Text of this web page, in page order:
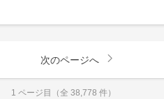
次のページへ
1 ページ目（全 38,778 件）